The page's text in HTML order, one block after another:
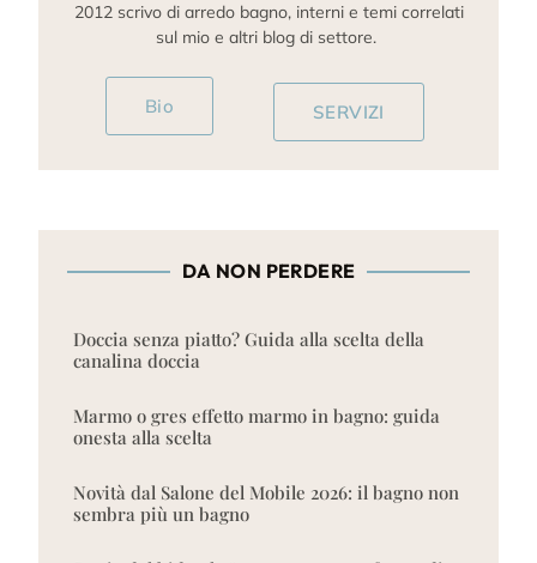
2012 scrivo di arredo bagno, interni e temi correlati
sul mio e altri blog di settore.
Bio SERVIZI
DA NON PERDERE
Doccia senza piatto? Guida alla scelta della
canalina doccia
Marmo o gres effetto marmo in bagno: guida
onesta alla scelta
Novità dal Salone del Mobile 2026: il bagno non
sembra più un bagno